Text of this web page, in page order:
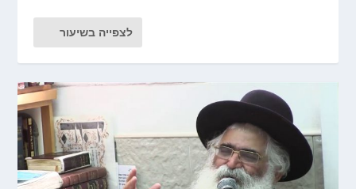
לצפייה בשיעור